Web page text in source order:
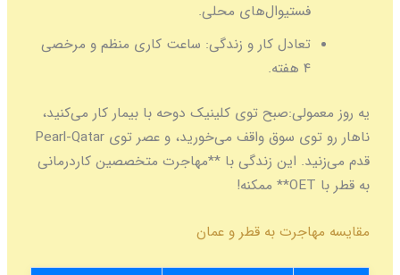
فستیوال‌های محلی.
تعادل کار و زندگی: ساعت کاری منظم و مرخصی
۴ هفته.
یه روز معمولی:صبح توی کلینیک دوحه با بیمار کار می‌کنید،
ناهار رو توی سوق واقف می‌خورید، و عصر توی Pearl-Qatar
قدم می‌زنید. این زندگی با **مهاجرت متخصصین کاردرمانی
به قطر با OET** ممکنه!
مقایسه مهاجرت به قطر و عمان